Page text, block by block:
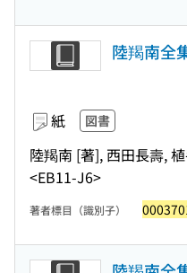
陸羯南全
紙 図書
陸羯南 [著], 西田長壽,
<EB11-J6>
著者標目（識別子）